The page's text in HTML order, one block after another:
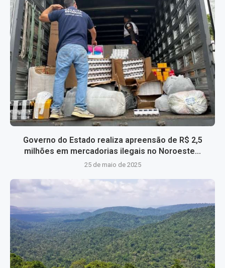
Governo do Estado realiza apreensão de R$ 2,5
milhões em mercadorias ilegais no Noroeste...
25 de maio de 2025